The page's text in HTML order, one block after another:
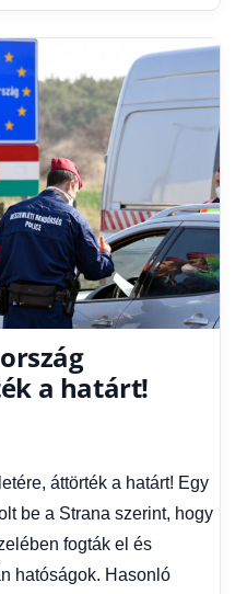
a határt!
hírek,
Gazdaság,
Hírek,
Hírek
áttörték a határt! Egy
be a Strana szerint, hogy
fogták el és
hatóságok. Hasonló